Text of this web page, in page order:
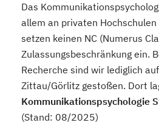
Das
allem an privaten
setzen keinen NC (Numerus
Zulassungsbeschränkung ein.
Recherche sind wir lediglich
Zittau/Görlitz gestoßen. Dort
Kommunikationspsychologie
(Stand: 08/2025)